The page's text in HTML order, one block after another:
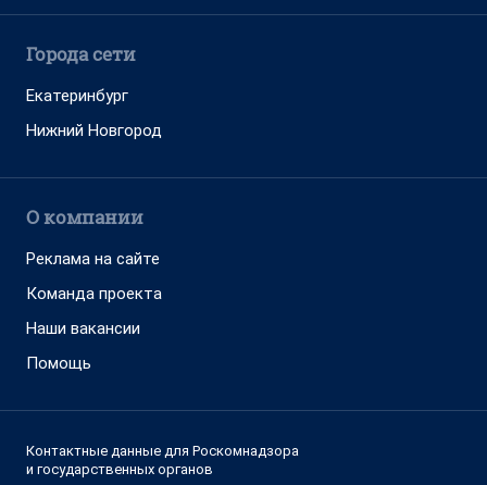
Города сети
Екатеринбург
Нижний Новгород
О компании
Реклама на сайте
Команда проекта
Наши вакансии
Помощь
Контактные данные для Роскомнадзора
и государственных органов